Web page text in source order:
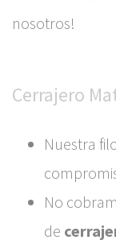
nosotros!
Cerrajero
Nuestra
No
de